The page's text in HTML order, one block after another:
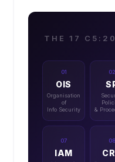
THE 17
01
OIS
Organisation
of
Info Security
02
&
07
IAM
08